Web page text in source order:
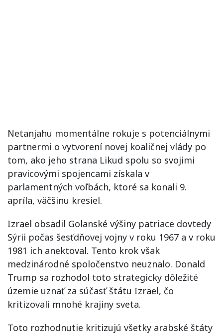
Netanjahu momentálne rokuje s potenciálnymi
partnermi o vytvorení novej koaličnej vlády po
tom, ako jeho strana Likud spolu so svojimi
pravicovými spojencami získala v
parlamentných voľbách, ktoré sa konali 9.
apríla, väčšinu kresiel.
Izrael obsadil Golanské výšiny patriace dovtedy
Sýrii počas šesťdňovej vojny v roku 1967 a v roku
1981 ich anektoval. Tento krok však
medzinárodné spoločenstvo neuznalo. Donald
Trump sa rozhodol toto strategicky dôležité
územie uznať za súčasť štátu Izrael, čo
kritizovali mnohé krajiny sveta.
Toto rozhodnutie kritizujú všetky arabské štáty